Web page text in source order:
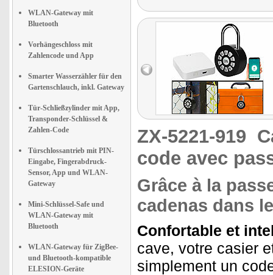
WLAN-Gateway mit
Bluetooth
Vorhängeschloss mit
Zahlencode und App
Smarter Wasserzähler für den
Gartenschlauch, inkl. Gateway
Tür-Schließzylinder mit App,
Transponder-Schlüssel &
Zahlen-Code
Türschlossantrieb mit PIN-
Eingabe, Fingerabdruck-
Sensor, App und WLAN-
Gateway
Mini-Schlüssel-Safe und
WLAN-Gateway mit
Bluetooth
WLAN-Gateway für ZigBee-
und Bluetooth-kompatible
ELESION-Geräte
Konnektivität via Tuya
Cloud ermöglichen die
Integration ins Smart Home-
Lösungen."
ZX-5221-919
code avec
Grâce à la
cadenas dans
Confortable et
cave, votre casier
simplement un